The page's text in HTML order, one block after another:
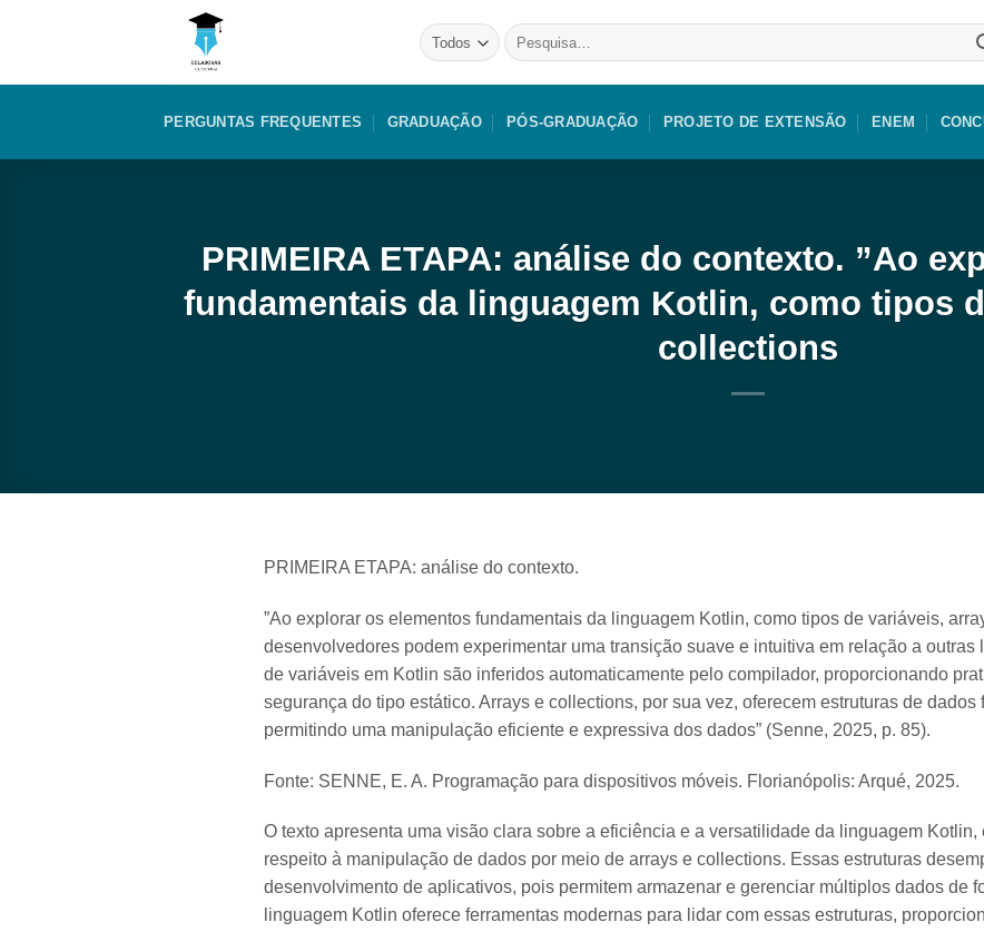
Pesquisar
por:
PERGUNTAS FREQUENTES GRADUAÇÃO PÓS-GRADUAÇÃO PROJETO DE EXTENSÃO ENEM
​PRIMEIRA ETAPA: análise do contexto​. ​”Ao
fundamentais da linguagem Kotlin, como tipos
collections
​PRIMEIRA ETAPA: análise do contexto​.
​”Ao explorar os elementos fundamentais da linguagem Kotlin, como tipos de variáveis,
desenvolvedores podem experimentar uma transição suave e intuitiva em relação a
de variáveis em Kotlin são inferidos automaticamente pelo compilador, proporcionando
segurança do tipo estático. Arrays e collections, por sua vez, oferecem estruturas de dados
permitindo uma manipulação eficiente e expressiva dos dados” (Senne, 2025, p. 85).
Fonte: SENNE, E. A. Programação para dispositivos móveis. Florianópolis: Arqué, 2025.
O texto apresenta uma visão clara sobre a eficiência e a versatilidade da linguagem
respeito à manipulação de dados por meio de arrays e collections. Essas estruturas
desenvolvimento de aplicativos, pois permitem armazenar e gerenciar múltiplos dados de
linguagem Kotlin oferece ferramentas modernas para lidar com essas estruturas,